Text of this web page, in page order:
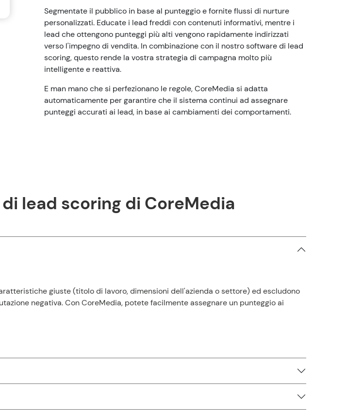
Segmentate il pubblico in base al punteggio e fornite flussi di nurture
personalizzati. Educate i lead freddi con contenuti informativi, mentre i
lead che ottengono punteggi più alti vengono rapidamente indirizzati
verso l'impegno di vendita. In combinazione con il nostro software di lead
scoring, questo rende la vostra strategia di campagna molto più
intelligente e reattiva.
E man mano che si perfezionano le regole, CoreMedia si adatta
automaticamente per garantire che il sistema continui ad assegnare
punteggi accurati ai lead, in base ai cambiamenti dei comportamenti.
lead scoring di CoreMedia
giuste (titolo di lavoro, dimensioni dell'azienda o settore) ed escludono
negativa. Con CoreMedia, potete facilmente assegnare un punteggio ai